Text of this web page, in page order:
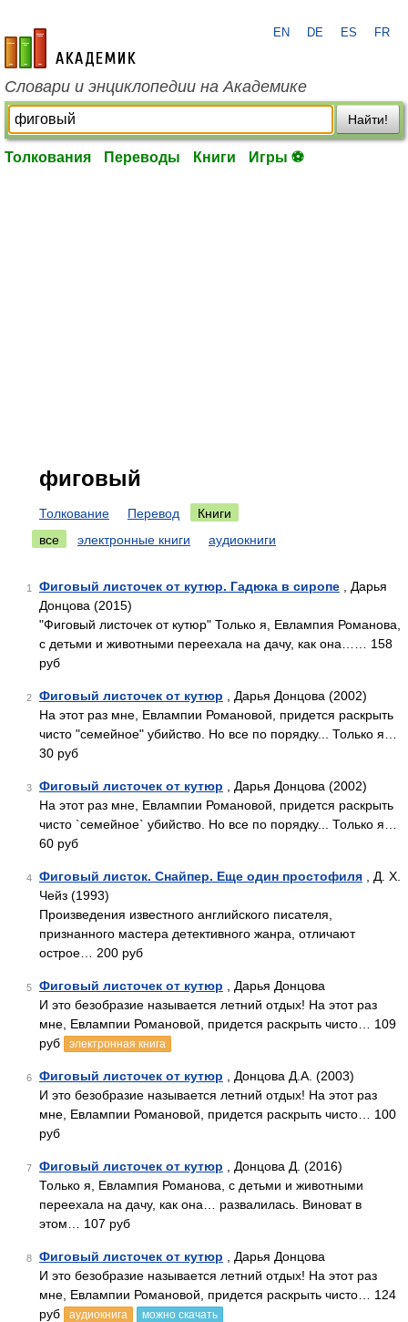
academic.ru
EN DE ES FR
Словари и энциклопедии на Академике
Найти!
Толкования Переводы Книги Игры ⚽
фиговый
Толкование Перевод
Книги
все
электронные книги аудиокниги
1 Фиговый листочек от кутюр. Гадюка в сиропе , Дарья
Донцова (2015)
"Фиговый листочек от кутюр" Только я, Евлампия Романова,
с детьми и животными переехала на дачу, как она…… 158
руб
2 Фиговый листочек от кутюр , Дарья Донцова (2002)
На этот раз мне, Евлампии Романовой, придется раскрыть
чисто "семейное" убийство. Но все по порядку... Только я…
30 руб
3 Фиговый листочек от кутюр , Дарья Донцова (2002)
На этот раз мне, Евлампии Романовой, придется раскрыть
чисто `семейное` убийство. Но все по порядку... Только я…
60 руб
4 Фиговый листок. Снайпер. Еще один простофиля , Д. Х.
Чейз (1993)
Произведения известного английского писателя,
признанного мастера детективного жанра, отличают
острое… 200 руб
5 Фиговый листочек от кутюр , Дарья Донцова
И это безобразие называется летний отдых! На этот раз
мне, Евлампии Романовой, придется раскрыть чисто… 109
руб
электронная книга
6 Фиговый листочек от кутюр , Донцова Д.А. (2003)
И это безобразие называется летний отдых! На этот раз
мне, Евлампии Романовой, придется раскрыть чисто… 100
руб
7 Фиговый листочек от кутюр , Донцова Д. (2016)
Только я, Евлампия Романова, с детьми и животными
переехала на дачу, как она… развалилась. Виноват в
этом… 107 руб
8 Фиговый листочек от кутюр , Дарья Донцова
И это безобразие называется летний отдых! На этот раз
мне, Евлампии Романовой, придется раскрыть чисто… 124
руб
аудиокнига можно скачать